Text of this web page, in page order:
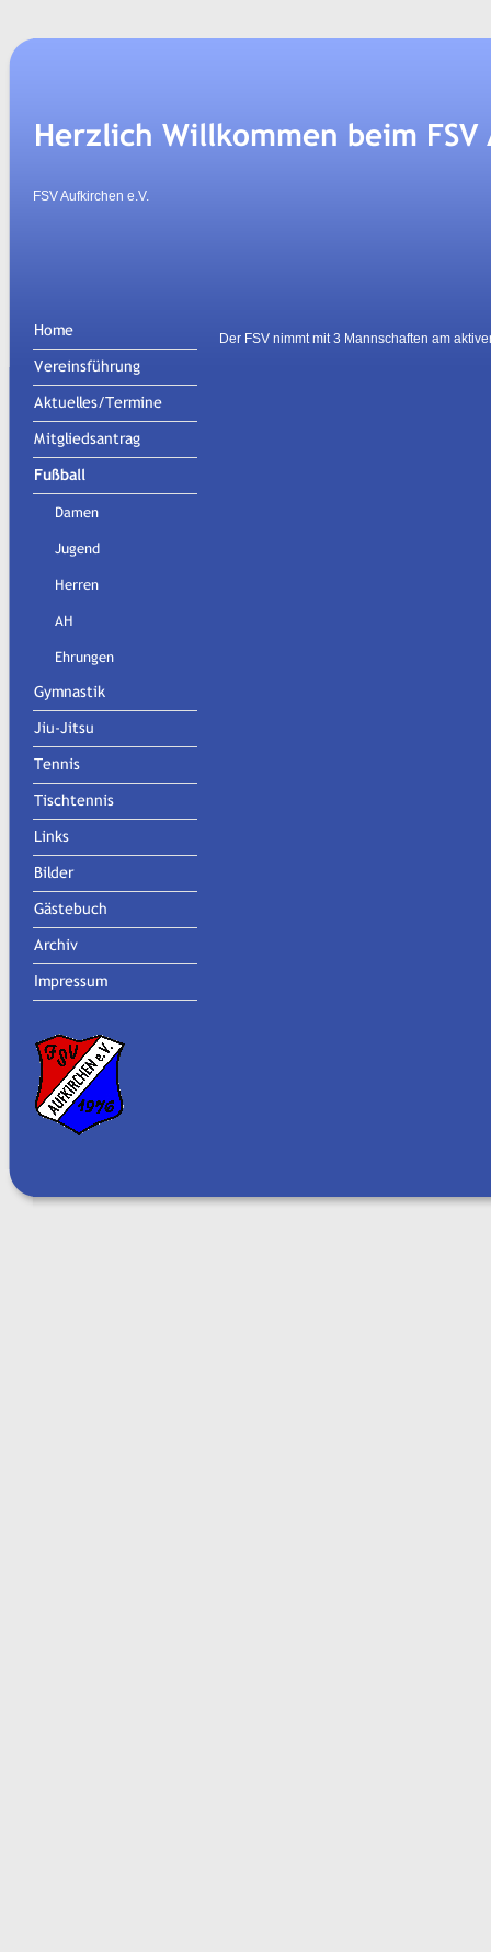
FSV Aufkirchen e.V.
Der FSV nimmt mit 3 Mannschaften am